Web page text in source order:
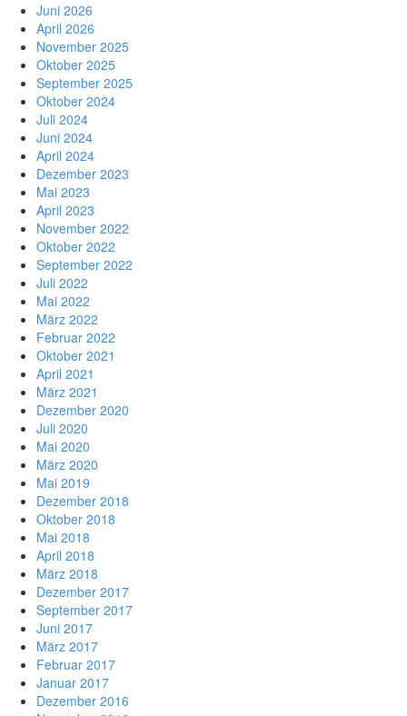
Juni 2026
April 2026
November 2025
Oktober 2025
September 2025
Oktober 2024
Juli 2024
Juni 2024
April 2024
Dezember 2023
Mai 2023
April 2023
November 2022
Oktober 2022
September 2022
Juli 2022
Mai 2022
März 2022
Februar 2022
Oktober 2021
April 2021
März 2021
Dezember 2020
Juli 2020
Mai 2020
März 2020
Mai 2019
Dezember 2018
Oktober 2018
Mai 2018
April 2018
März 2018
Dezember 2017
September 2017
Juni 2017
März 2017
Februar 2017
Januar 2017
Dezember 2016